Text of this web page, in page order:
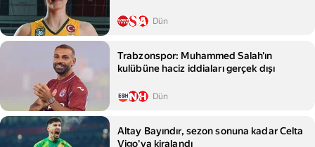
Dün
Trabzonspor: Muhammed Salah'ın
kulübüne haciz iddiaları gerçek dışı
Dün
Altay Bayındır, sezon sonuna kadar Celta
Vigo'ya kiralandı